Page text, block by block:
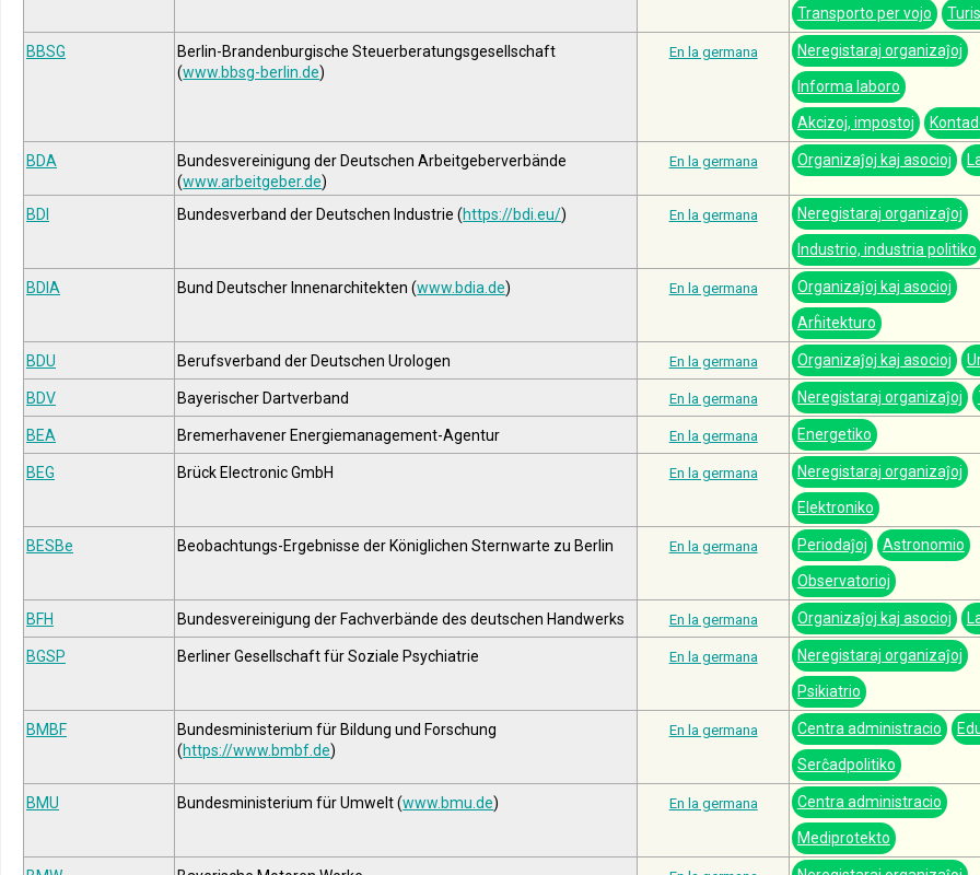
Transporto per vojo
BBSG
Berlin-Brandenburgische Steuerberatungsgesellschaft
(www.bbsg-berlin.de)
En la germana Neregistaraj organizaĵoj
Informa laboro
Akcizoj, impostoj
BDA
Bundesvereinigung der Deutschen Arbeitgeberverbände
(www.arbeitgeber.de)
En la germana Organizaĵoj kaj asocioj
BDI Bundesverband der Deutschen Industrie (https://bdi.eu/) En la germana Neregistaraj organizaĵoj
Industrio, industria politiko
BDIA Bund Deutscher Innenarchitekten (www.bdia.de) En la germana Organizaĵoj kaj asocioj
Arĥitekturo
BDU Berufsverband der Deutschen Urologen En la germana Organizaĵoj kaj asocioj
BDV Bayerischer Dartverband En la germana Neregistaraj organizaĵoj
BEA Bremerhavener Energiemanagement-Agentur En la germana Energetiko
BEG Brück Electronic GmbH En la germana Neregistaraj organizaĵoj
Elektroniko
BESBe Beobachtungs-Ergebnisse der Königlichen Sternwarte zu Berlin En la germana Periodaĵoj Astronomio
Observatorioj
BFH Bundesvereinigung der Fachverbände des deutschen Handwerks En la germana Organizaĵoj kaj asocioj
BGSP Berliner Gesellschaft für Soziale Psychiatrie En la germana Neregistaraj organizaĵoj
Psikiatrio
BMBF
Bundesministerium für Bildung und Forschung
(https://www.bmbf.de)
En la germana Centra administracio
Serĉadpolitiko
BMU Bundesministerium für Umwelt (www.bmu.de) En la germana Centra administracio
Mediprotekto